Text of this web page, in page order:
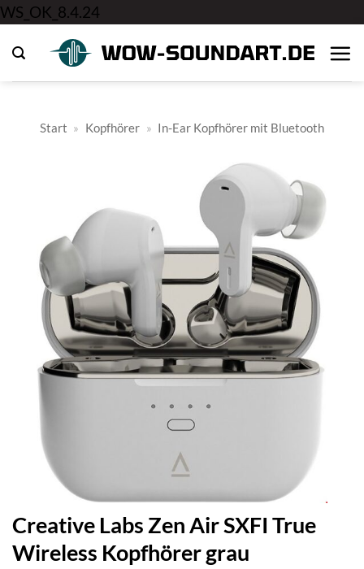
WS_OK_8.4.24
springen
Start » Kopfhörer » In-Ear Kopfhörer mit Bluetooth
Creative Labs Zen Air SXFI True
Wireless Kopfhörer grau